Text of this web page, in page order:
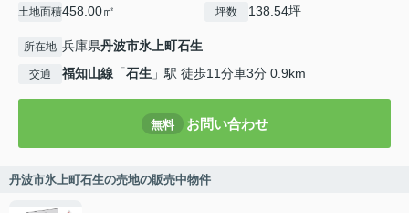
土地面積458.00㎡ 坪数 138.54坪
所在地 兵庫県丹波市氷上町石生
交通 福知山線 「石生 」駅 徒歩11分車3分 0.9km
無料 お問い合わせ
丹波市氷上町石生の売地の販売中物件